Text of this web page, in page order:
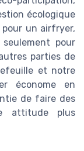
écologique
un airfryer,
pour
parties de
et notre
économe en
de faire des
attitude plus